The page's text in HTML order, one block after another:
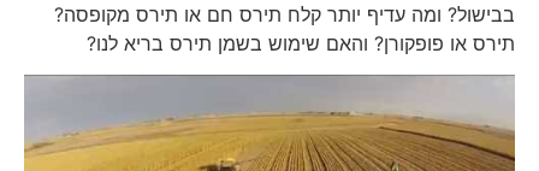
בבישול? ומה עדיף יותר קלח תירס חם או תירס מקופסה?
תירס או פופקורן? והאם שימוש בשמן תירס בריא לנו?